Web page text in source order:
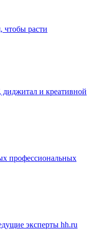
чтобы расти
диджитал и креативной
профессиональных
эксперты hh.ru